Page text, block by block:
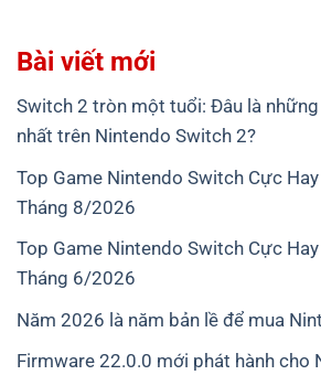
Bài viết mới
Switch 2 tròn một tuổi: Đâu là
nhất trên Nintendo Switch 2?
Top Game Nintendo Switch Cực
Tháng 8/2026
Top Game Nintendo Switch Cực
Tháng 6/2026
Năm 2026 là năm bản lề để mua
Firmware 22.0.0 mới phát hành cho